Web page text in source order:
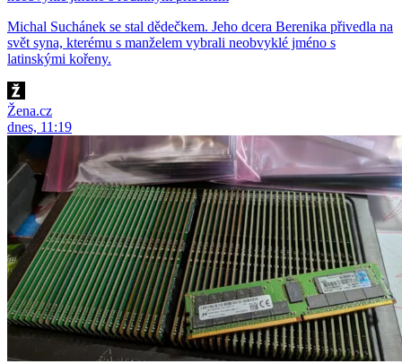
Michal Suchánek se stal dědečkem. Jeho dcera Berenika přivedla na
svět syna, kterému s manželem vybrali neobvyklé jméno s
latinskými kořeny.
Žena.cz
dnes, 11:19